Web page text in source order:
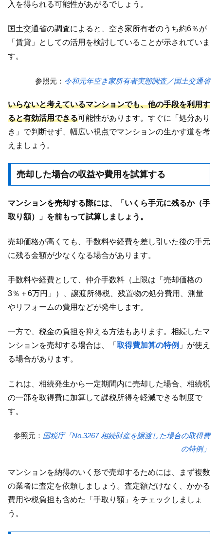
入を得られる可能性があがるでしょう。
国土交通省の調査によると、空き家所有者のうち約6％が
「賃貸」としての活用を検討していることが示されていま
す。
参照元： 令和元年空き家所有者実態調査／国土交通省
いらないと考えているマンションでも、他の手段を利用す
ると有効活用できる可能性があります。すぐに「処分あり
き」で判断せず、幅広い視点でマンションの生かす道を考
えましょう。
売却した場合の収益や費用を試算する
マンションを売却する際には、「いくら手元に残るか（手
取り額）」を前もって試算しましょう。
売却価格が高くても、手数料や経費を差し引いた後の手元
に残る金額が少なくなる場合があります。
手数料や経費として、仲介手数料（上限は「売却価格の
3％＋6万円」）、譲渡所得税、残置物の処分費用、測量
やリフォームの費用などが発生します。
一方で、税金の負担を抑える方法もあります。相続したマ
ンションを売却する場合は、「 取得費加算の特例 」が使え
る場合があります。
これは、相続発生から一定期間内に売却した場合、相続税
の一部を取得費に加算して課税所得を軽減できる制度で
す。
参照元： 国税庁「No.3267 相続財産を譲渡した場合の取得費
の特例」
マンションを納得のいく形で売却するためには、まず複数
の業者に査定を依頼しましょう。査定額だけなく、かかる
費用や税負担も含めた「手取り額」をチェックしましょ
う。